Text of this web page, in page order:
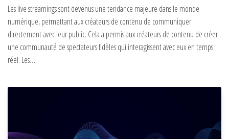
Les live streamings sont devenus une tendance majeure dans le monde
numérique, permettant aux créateurs de contenu de communiquer
directement avec leur public. Cela a permis aux créateurs de contenu de créer
une communauté de spectateurs fidèles qui interagissent avec eux en temps
réel. Les…